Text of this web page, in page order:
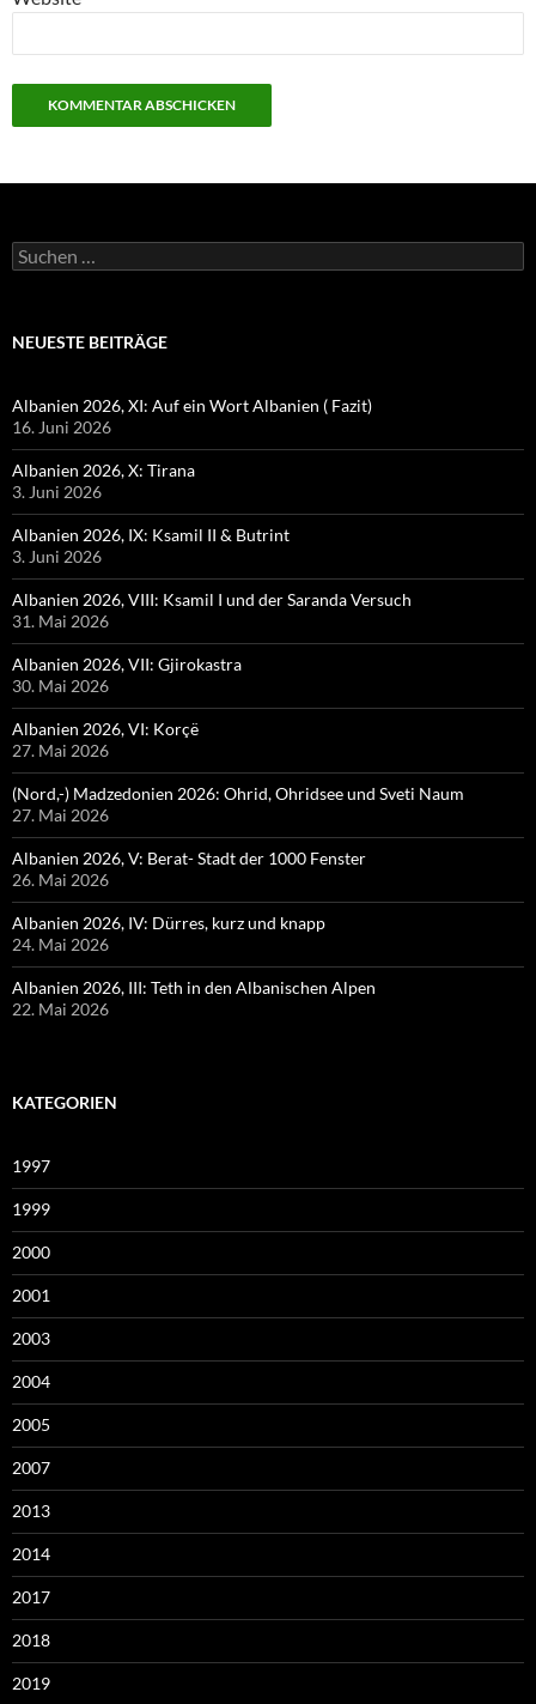
Suchen
nach:
NEUESTE BEITRÄGE
Albanien 2026, XI: Auf ein Wort Albanien ( Fazit)
16. Juni 2026
Albanien 2026, X: Tirana
3. Juni 2026
Albanien 2026, IX: Ksamil II & Butrint
3. Juni 2026
Albanien 2026, VIII: Ksamil I und der Saranda Versuch
31. Mai 2026
Albanien 2026, VII: Gjirokastra
30. Mai 2026
Albanien 2026, VI: Korçë
27. Mai 2026
(Nord,-) Madzedonien 2026: Ohrid, Ohridsee und Sveti Naum
27. Mai 2026
Albanien 2026, V: Berat- Stadt der 1000 Fenster
26. Mai 2026
Albanien 2026, IV: Dürres, kurz und knapp
24. Mai 2026
Albanien 2026, III: Teth in den Albanischen Alpen
22. Mai 2026
KATEGORIEN
1997
1999
2000
2001
2003
2004
2005
2007
2013
2014
2017
2018
2019